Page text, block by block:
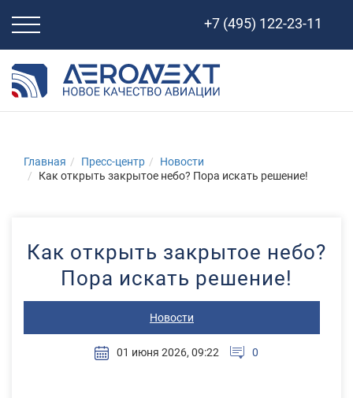
Свернуть
навигацию
+7 (495) 122-23-11
Главная Пресс-центр
Новости
Как открыть закрытое небо? Пора искать решение!
Как открыть закрытое небо?
Пора искать решение!
Новости
01 июня 2026, 09:22 0